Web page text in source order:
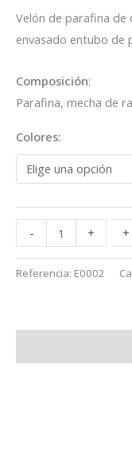
Velón de parafina
envasado entubo de
Composición:
Parafina, mecha de
Colores:
-- + +
Referencia: E0002